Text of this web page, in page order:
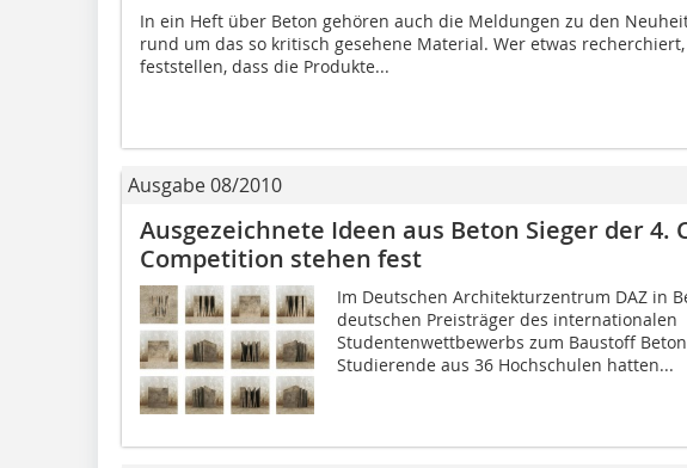
In ein Heft über Beton gehören auch die Meldungen zu den
rund um das so kritisch gesehene Material. Wer etwas
feststellen, dass die Produkte...
Ausgabe 08/2010
Ausgezeichnete Ideen aus Beton Sieger der 4.
Competition stehen fest
Im Deutschen Architekturzentrum DAZ in
deutschen Preisträger des internationalen
Studentenwettbewerbs zum Baustoff
Studierende aus 36 Hochschulen hatten...